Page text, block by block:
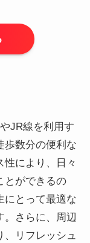
JR線を利用す
歩数分の便利な
性により、日々
とができるの
にとって最適な
。さらに、周辺
、リフレッシュ